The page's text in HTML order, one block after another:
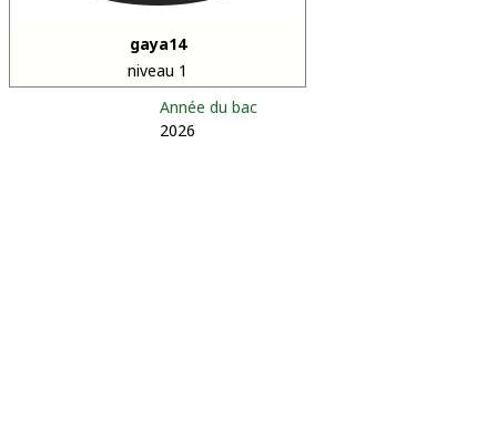
gaya14
niveau 1
Année du bac
2026